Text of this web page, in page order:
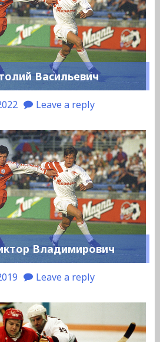
Васильевич
Leave a reply
Владимирович
Leave a reply